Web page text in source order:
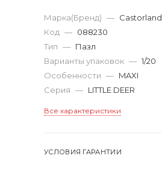
Марка(Бренд) — Castorland
Код — 088230
Тип — Пазл
Варианты упаковок — 1/20
Особенности — MAXI
Серия — LITTLE DEER
Все характеристики
УСЛОВИЯ ГАРАНТИИ